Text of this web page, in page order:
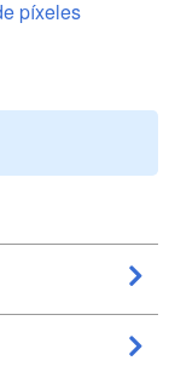
píxeles